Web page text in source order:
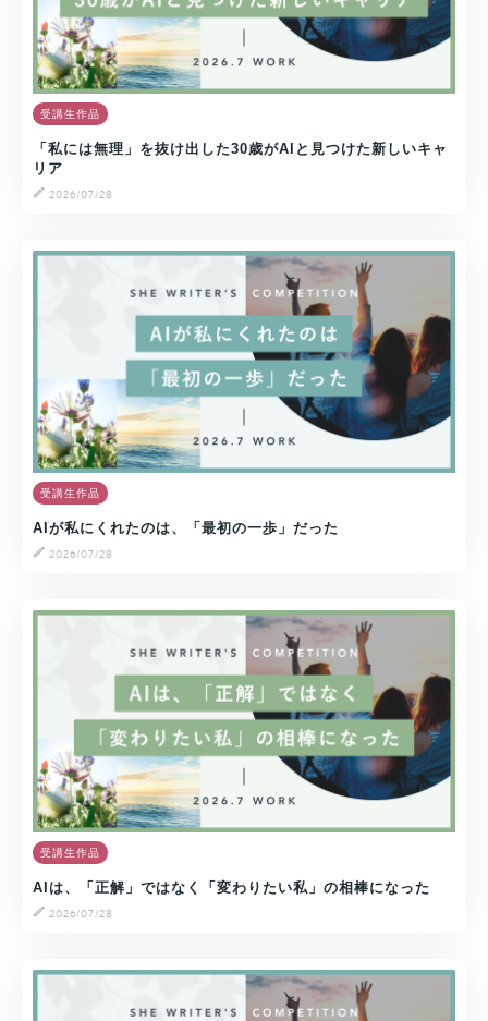
受講生作品
「私には無理」を抜け出した30歳がAIと見つけた新しいキャ
リア
2026/07/28
受講生作品
AIが私にくれたのは、「最初の一歩」だった
2026/07/28
受講生作品
AIは、「正解」ではなく「変わりたい私」の相棒になった
2026/07/28